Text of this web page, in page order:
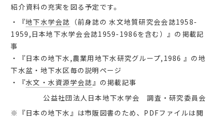
会員マイページ
日本語
紹介資料の充実を図る予定です。
・『地下水学会誌 （前身誌の 水文地質研究会会誌1958-
1959,日本地下水学会会誌1959-1986を含む）』の掲載記
事
・『日本の地下水,農業用地下水研究グループ,1986 』の地
下水盆・地下水区毎の説明ページ
・『水文・水資源学会誌』の掲載記事
公益社団法人日本地下水学会 調査・研究委員会
※『日本の地下水』は市販図書のため、PDFファイルは閲